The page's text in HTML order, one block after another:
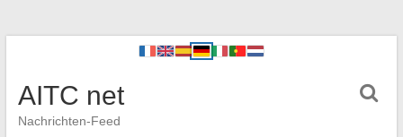
AITC net
Nachrichten-Feed